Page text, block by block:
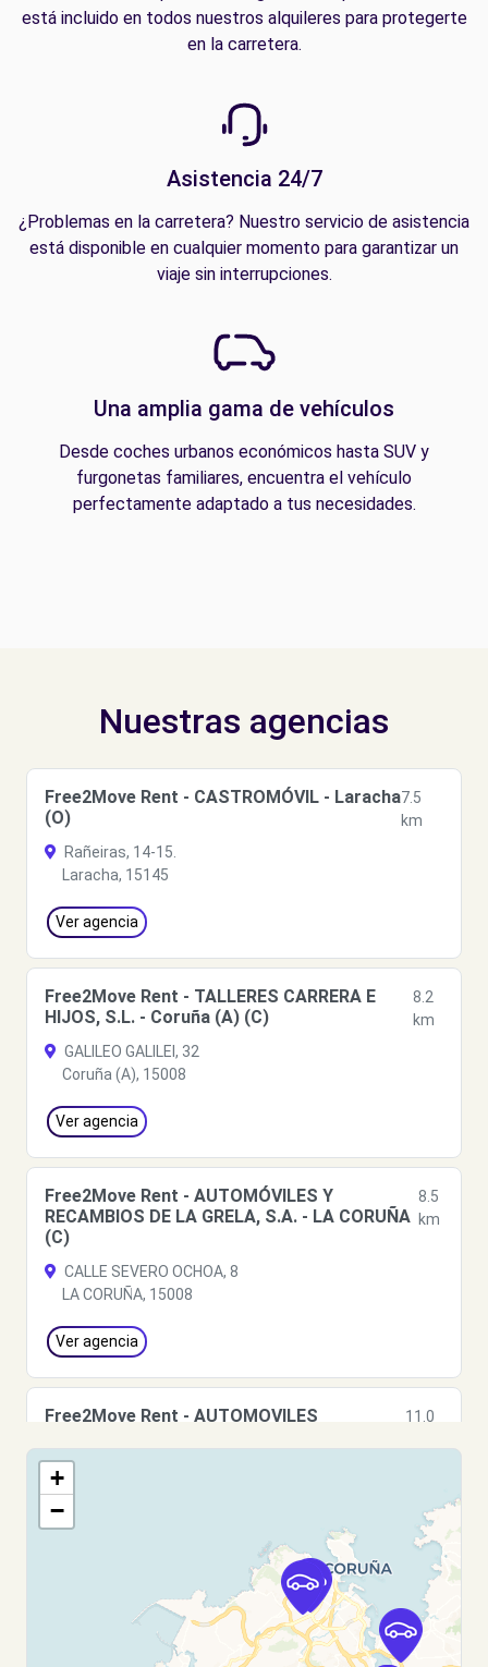
está incluido en todos nuestros alquileres para protegerte
en la carretera.
Asistencia 24/7
¿Problemas en la carretera? Nuestro servicio de asistencia
está disponible en cualquier momento para garantizar un
viaje sin interrupciones.
Una amplia gama de vehículos
Desde coches urbanos económicos hasta SUV y
furgonetas familiares, encuentra el vehículo
perfectamente adaptado a tus necesidades.
Nuestras agencias
Free2Move Rent - CASTROMÓVIL - Laracha
(O)
7.5
km
Rañeiras, 14-15.
Laracha, 15145
Ver agencia
Free2Move Rent - TALLERES CARRERA E
HIJOS, S.L. - Coruña (A) (C)
8.2
km
GALILEO GALILEI, 32
Coruña (A), 15008
Ver agencia
Free2Move Rent - AUTOMÓVILES Y
RECAMBIOS DE LA GRELA, S.A. - LA CORUÑA
(C)
8.5
km
CALLE SEVERO OCHOA, 8
LA CORUÑA, 15008
Ver agencia
Free2Move Rent - AUTOMOVILES
11.0
Culleredo, 15189
Free2Move Rent - AUTOMOVILES
GARABOA, S.L. - Culleredo (O)
11.0
km
+
−